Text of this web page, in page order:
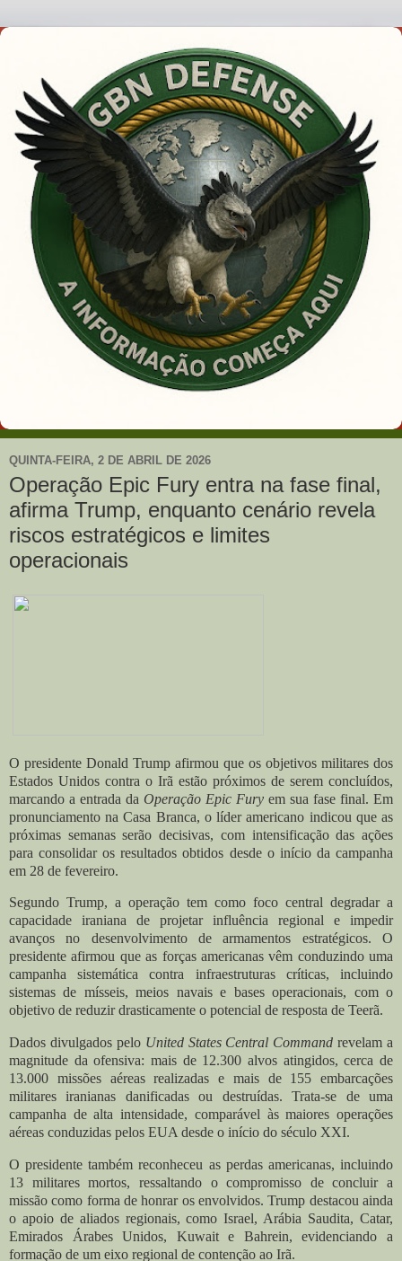
QUINTA-FEIRA, 2 DE ABRIL DE 2026
Operação Epic Fury entra na fase final,
afirma Trump, enquanto cenário revela
riscos estratégicos e limites
operacionais
O presidente Donald Trump afirmou que os objetivos militares dos
Estados Unidos contra o Irã estão próximos de serem concluídos,
marcando a entrada da Operação Epic Fury em sua fase final. Em
pronunciamento na Casa Branca, o líder americano indicou que as
próximas semanas serão decisivas, com intensificação das ações
para consolidar os resultados obtidos desde o início da campanha
em 28 de fevereiro.
Segundo Trump, a operação tem como foco central degradar a
capacidade iraniana de projetar influência regional e impedir
avanços no desenvolvimento de armamentos estratégicos. O
presidente afirmou que as forças americanas vêm conduzindo uma
campanha sistemática contra infraestruturas críticas, incluindo
sistemas de mísseis, meios navais e bases operacionais, com o
objetivo de reduzir drasticamente o potencial de resposta de Teerã.
Dados divulgados pelo United States Central Commandrevelam a
magnitude da ofensiva: mais de 12.300 alvos atingidos, cerca de
13.000 missões aéreas realizadas e mais de 155 embarcações
militares iranianas danificadas ou destruídas. Trata-se de uma
campanha de alta intensidade, comparável às maiores operações
aéreas conduzidas pelos EUA desde o início do século XXI.
O presidente também reconheceu as perdas americanas, incluindo
13 militares mortos, ressaltando o compromisso de concluir a
missão como forma de honrar os envolvidos. Trump destacou ainda
o apoio de aliados regionais, como Israel, Arábia Saudita, Catar,
Emirados Árabes Unidos, Kuwait e Bahrein, evidenciando a
formação de um eixo regional de contenção ao Irã.